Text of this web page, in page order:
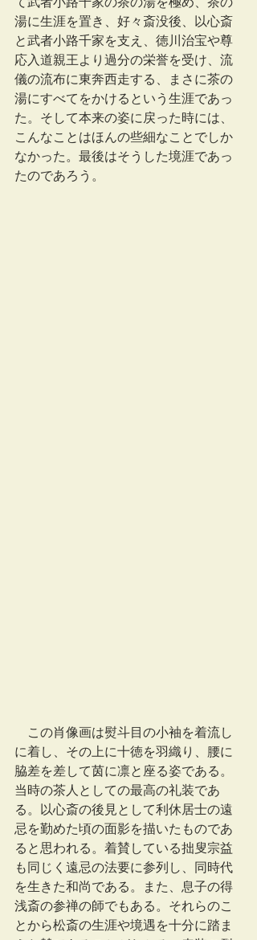
湯に生涯を置き、好々斎没後、以心斎
と武者小路千家を支え、徳川治宝や尊
応入道親王より過分の栄誉を受け、流
儀の流布に東奔西走する、まさに茶の
湯にすべてをかけるという生涯であっ
た。そして本来の姿に戻った時には、
こんなことはほんの些細なことでしか
なかった。最後はそうした境涯であっ
たのであろう。
この肖像画は熨斗目の小袖を着流し
に着し、その上に十徳を羽織り、腰に
脇差を差して茵に凛と座る姿である。
当時の茶人としての最高の礼装であ
る。以心斎の後見として利休居士の遠
忌を勤めた頃の面影を描いたものであ
ると思われる。着賛している拙叟宗益
も同じく遠忌の法要に参列し、同時代
を生きた和尚である。また、息子の得
浅斎の参禅の師でもある。それらのこ
とから松斎の生涯や境遇を十分に踏ま